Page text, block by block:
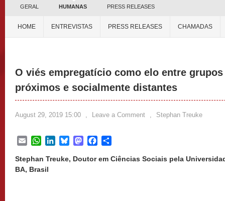
GERAL HUMANAS PRESS RELEASES
HOME ENTREVISTAS PRESS RELEASES CHAMADAS
O viés empregatício como elo entre
próximos e socialmente distantes
August 29, 2019 15:00 , Leave a Comment , Stephan Treuke
EmailWhatsApp
LinkedInBlueskyMastodonFacebook
Stephan Treuke, Doutor em Ciências Sociais pela
BA, Brasil